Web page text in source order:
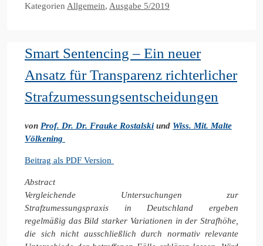
Kategorien Allgemein, Ausgabe 5/2019
Smart Sentencing – Ein neuer
Ansatz für Transparenz richterlicher
Strafzumessungsentscheidungen
von Prof. Dr. Dr. Frauke Rostalski und Wiss. Mit. Malte
Völkening
Beitrag als PDF Version
Abstract
Vergleichende Untersuchungen zur
Strafzumessungspraxis in Deutschland ergeben
regelmäßig das Bild starker Variationen in der Strafhöhe,
die sich nicht ausschließlich durch normativ relevante